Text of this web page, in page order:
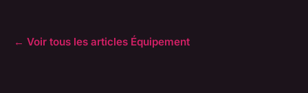
← Voir tous les articles Équipement